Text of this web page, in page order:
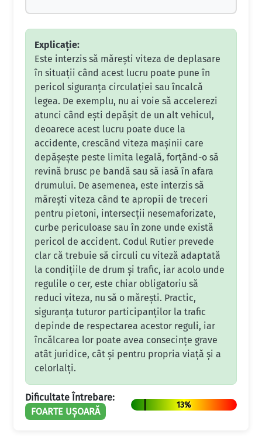
Explicație:
Este interzis să mărești viteza de deplasare
în situații când acest lucru poate pune în
pericol siguranța circulației sau încalcă
legea. De exemplu, nu ai voie să accelerezi
atunci când ești depășit de un alt vehicul,
deoarece acest lucru poate duce la
accidente, crescând viteza mașinii care
depășește peste limita legală, forțând-o să
revină brusc pe bandă sau să iasă în afara
drumului. De asemenea, este interzis să
mărești viteza când te apropii de treceri
pentru pietoni, intersecții nesemaforizate,
curbe periculoase sau în zone unde există
pericol de accident. Codul Rutier prevede
clar că trebuie să circuli cu viteză adaptată
la condițiile de drum și trafic, iar acolo unde
regulile o cer, este chiar obligatoriu să
reduci viteza, nu să o mărești. Practic,
siguranța tuturor participanților la trafic
depinde de respectarea acestor reguli, iar
încălcarea lor poate avea consecințe grave
atât juridice, cât și pentru propria viață și a
celorlalți.
Dificultate Întrebare:
FOARTE UȘOARĂ
13%